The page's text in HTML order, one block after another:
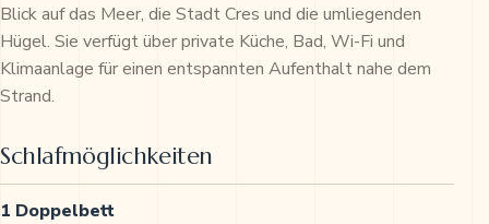
Blick auf das Meer, die Stadt Cres und die umliegenden
Hügel. Sie verfügt über private Küche, Bad, Wi-Fi und
Klimaanlage für einen entspannten Aufenthalt nahe dem
Strand.
Schlafmöglichkeiten
1 Doppelbett